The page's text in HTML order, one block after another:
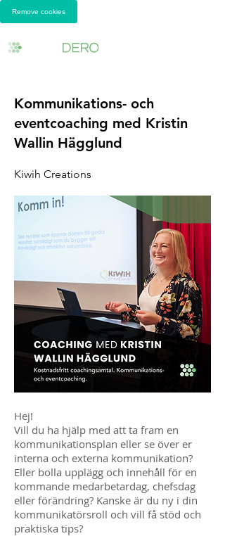
Remove cookies
Kommunikations- och
eventcoaching med Kristin
Wallin Hägglund
Kiwih Creations
Hej!
Vill du ha hjälp med att ta fram en
kommunikationsplan eller se över er
interna och externa kommunikation?
Eller bolla upplägg och innehåll för en
kommande medarbetardag, chefsdag
eller förändring? Kanske är du ny i din
kommunikatörsroll och vill få stöd och
praktiska tips?